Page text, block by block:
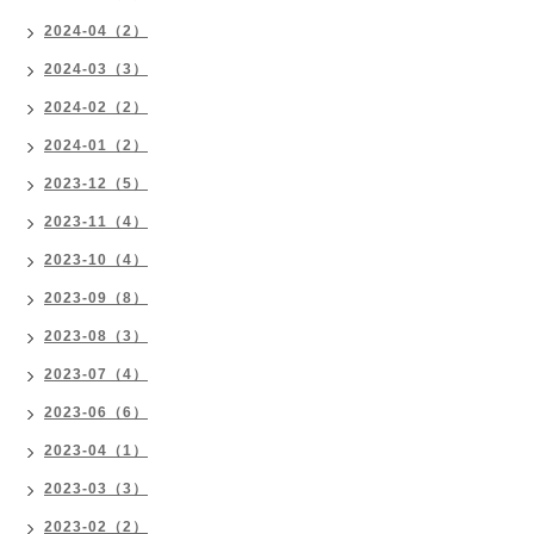
2024-04（2）
2024-03（3）
2024-02（2）
2024-01（2）
2023-12（5）
2023-11（4）
2023-10（4）
2023-09（8）
2023-08（3）
2023-07（4）
2023-06（6）
2023-04（1）
2023-03（3）
2023-02（2）